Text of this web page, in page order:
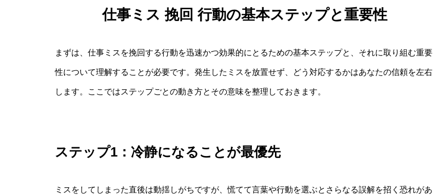
仕事ミス 挽回 行動の基本ステップと重要性
まずは、仕事ミスを挽回する行動を迅速かつ効果的にとるための基本ステップと、それに取り組む重要
性について理解することが必要です。発生したミスを放置せず、どう対応するかはあなたの信頼を左右
します。ここではステップごとの動き方とその意味を整理しておきます。
ステップ1：冷静になることが最優先
ミスをしてしまった直後は動揺しがちですが、慌てて言葉や行動を選ぶとさらなる誤解を招く恐れがあ